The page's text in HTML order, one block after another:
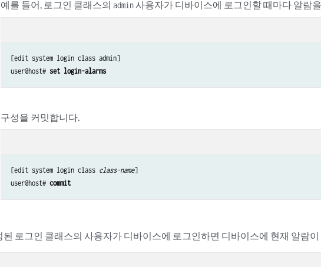
예를 들어, 로그인 클래스의admin사용자가 디바이스에 로그인할 때마다 알람
[edit system login class admin]
user@host# set login-alarms
구성을 커밋합니다.
[edit system login class class-name]
user@host# commit
된 로그인 클래스의 사용자가 디바이스에 로그인하면 디바이스에 현재 알람